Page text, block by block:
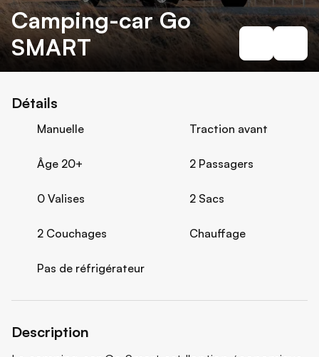
Camping-car Go
SMART
Détails
Manuelle Traction avant
Âge 20+ 2 Passagers
0 Valises 2 Sacs
2 Couchages Chauffage
Pas de réfrigérateur
Description